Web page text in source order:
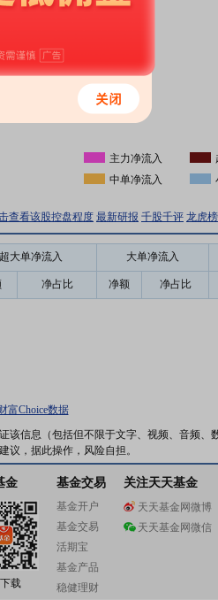
主力净流入
中单净流入
查看该股控盘程度 最新研报 千股千评 龙虎
超大单净流入 大单净流入
净占比 净额 净占比
富Choice数据
信息（包括但不限于文字、视频、音频
议，据此操作，风险自担。
金
载
基金交易
基金开户
基金交易
活期宝
基金产品
稳健理财
关注天天基金
天天基金网微博
天天基金网微信